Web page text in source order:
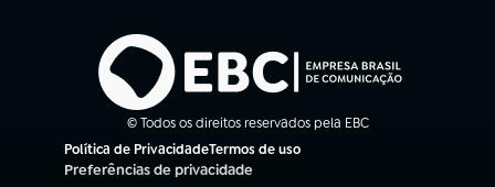
© Todos os direitos reservados pela EBC
Política de Privacidade
(abre em nova aba)
Termos de uso
(abre em nova aba)
Preferências de privacidade